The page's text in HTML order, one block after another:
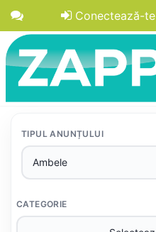
Conectează-te
TIPUL ANUNȚULUI
CATEGORIE